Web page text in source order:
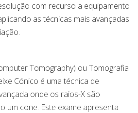
com recurso a equipamento
as técnicas mais avançadas
Tomography) ou Tomografia
Cónico é uma técnica de
onde os raios-X são
um cone. Este exame apresenta